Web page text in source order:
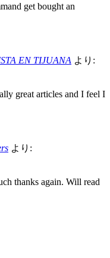
get bought an
EN TIJUANA より:
great articles and I feel I
より:
thanks again. Will read